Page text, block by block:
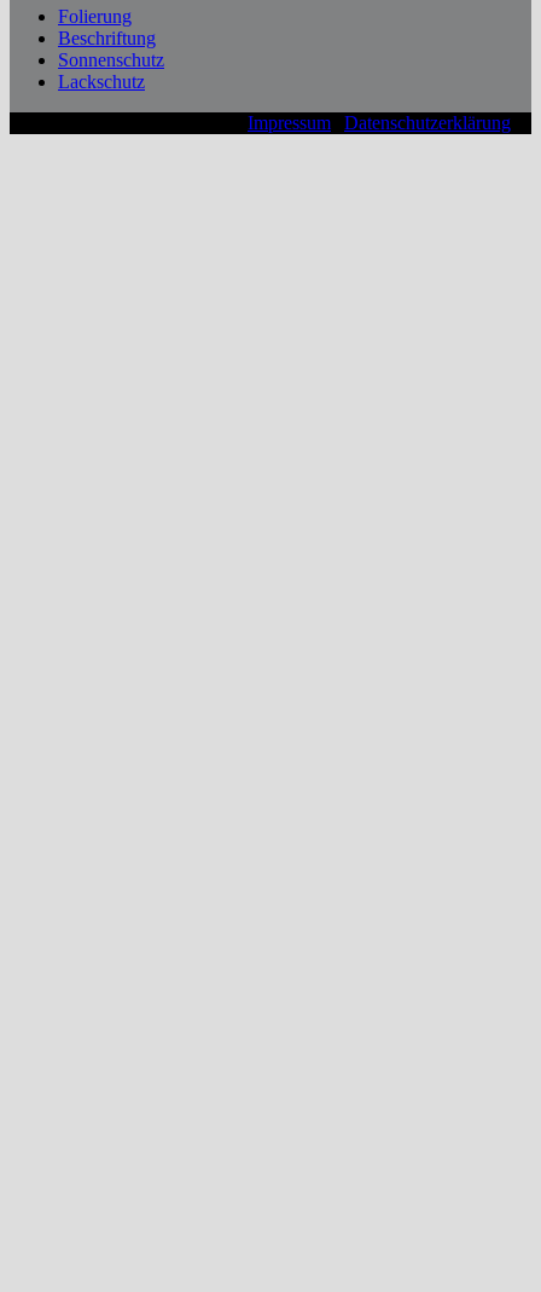
Folierung
Beschriftung
Sonnenschutz
Lackschutz
Impressum Datenschutzerklärung